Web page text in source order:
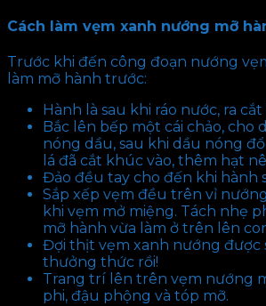
Cách làm vẹm xanh nướng mỡ
Trước khi đến công đoạn nướng
làm mỡ hành trước:
Hành là sau khi ráo nước, ra
Bắc lên bếp một cái chảo, cho
nóng dầu, sau khi dầu nóng
lá đã cắt khúc vào, thêm hạt
Đảo đều tay cho đến khi hành
Sắp xếp vẹm đều trên vỉ
khi vẹm mở miệng. Tách nhẹ
mỡ hành vừa làm ở trên lên
Đợi thịt vẹm xanh nướng được
thưởng thức rồi!
Trang trí lên trên vẹm nướng
phi, đậu phộng và tóp mỡ.